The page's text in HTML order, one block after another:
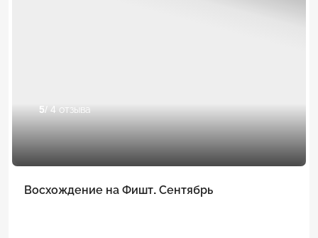
5/ 4 отзыва
Восхождение на Фишт. Сентябрь